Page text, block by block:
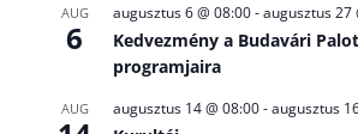
AUG
6
augusztus 6 @ 08:00-augusztus 27
Kedvezmény a Budavári
programjaira
AUG augusztus 14 @ 08:00-augusztus